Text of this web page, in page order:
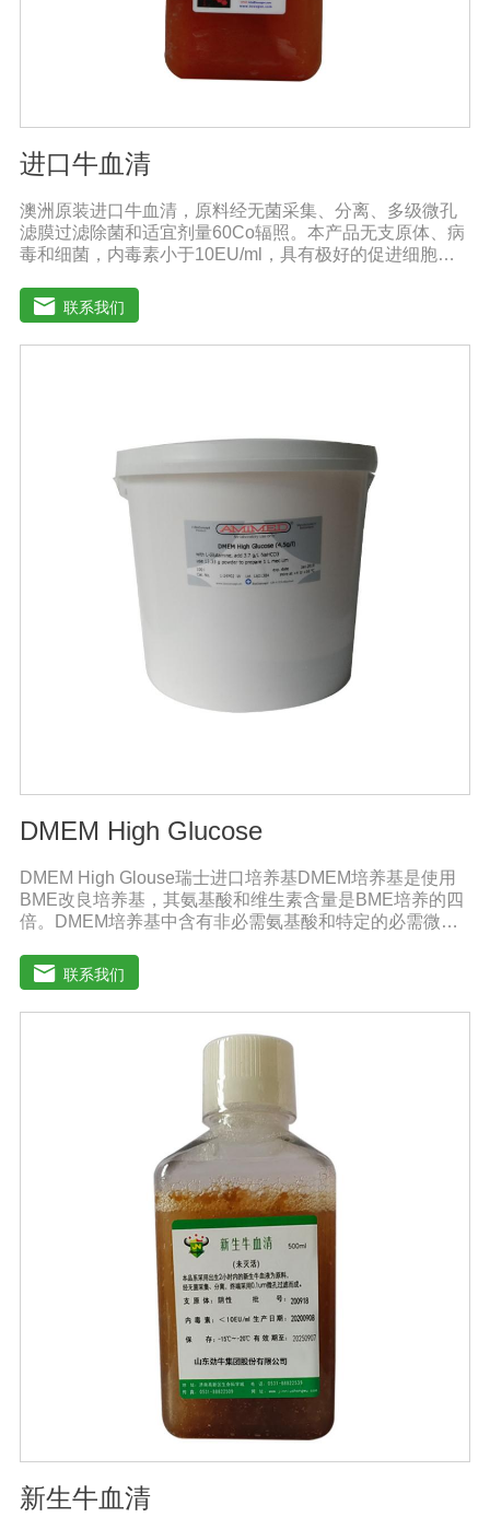
进口牛血清
澳洲原装进口牛血清，原料经无菌采集、分离、多级微孔
滤膜过滤除菌和适宜剂量60Co辐照。本产品无支原体、病
毒和细菌，内毒素小于10EU/ml，具有极好的促进细胞增
官的分离、培养及单克隆抗体的制备和疫苗的研制及生
产。质量标准：符合《中华人民共和国兽药典》2020版、
欧洲药典、美国药典质量标准。规格：500ml/瓶保
联系我们
DMEM High Glucose
DMEM High Glouse瑞士进口培养基DMEM培养基是使用
BME改良培养基，其氨基酸和维生素含量是BME培养的四
倍。DMEM培养基中含有非必需氨基酸和特定的必需微量
基葡萄糖的含量为1000 mg/L，高糖DMEM培养基葡萄糖的
含量为4500 mg/L。DMEM早期用来培养鼠胚胎细胞。如今
DMEM培养基广泛应用于普通和转化的鼠细胞和鸡细胞的
联系我们
新生牛血清